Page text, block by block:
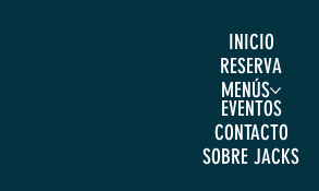
INICIO
RESERVA
MENÚS
EVENTOS
CONTACTO
SOBRE JACKS